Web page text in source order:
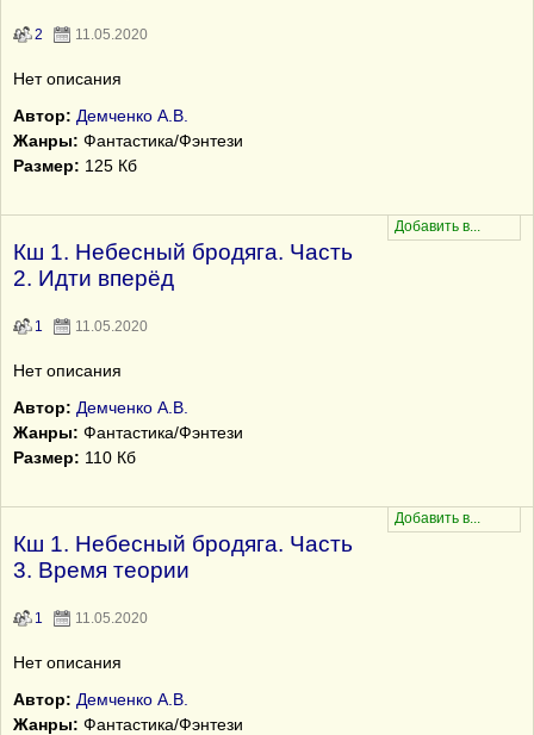
2 11.05.2020
Нет описания
Автор: Демченко А.В.
Жанры: Фантастика/Фэнтези
Размер: 125 Кб
Кш 1. Небесный бродяга. Часть
2. Идти вперёд
1 11.05.2020
Нет описания
Автор: Демченко А.В.
Жанры: Фантастика/Фэнтези
Размер: 110 Кб
Кш 1. Небесный бродяга. Часть
3. Время теории
1 11.05.2020
Нет описания
Автор: Демченко А.В.
Жанры: Фантастика/Фэнтези